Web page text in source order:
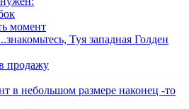
момент
Туя западная Голден
продажу
в небольшом размере наконец -то